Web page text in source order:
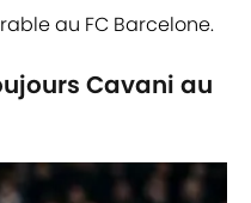
au FC Barcelone.
Cavani au